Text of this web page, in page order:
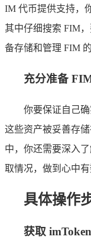
IM 代币提供支持，
其中仔细搜索 FIM
备存储和管理 FIM 的
充分准备
你要保证自己
这些资产被妥善存
中，你还需要深入
取情况，做到心中
具体操作
获取 imToken